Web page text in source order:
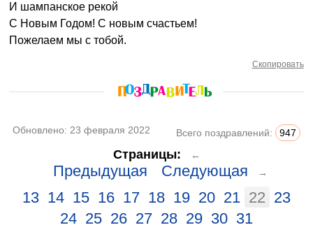
И шампанское рекой
С Новым Годом! С новым счастьем!
Пожелаем мы с тобой.
Скопировать
Обновлено: 23 февраля 2022 Всего поздравлений: 947
Страницы: ←
Предыдущая Следующая →
13 14 15 16 17 18 19 20 21 22 23
24 25 26 27 28 29 30 31